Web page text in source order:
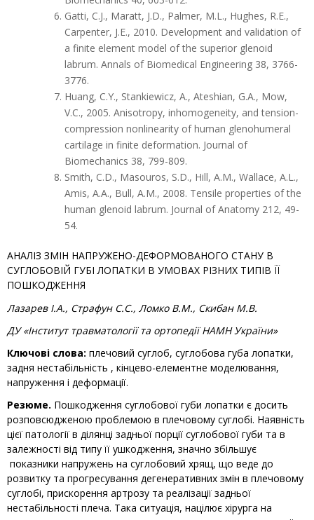
Gatti, C.J., Maratt, J.D., Palmer, M.L., Hughes, R.E.,
Carpenter, J.E., 2010. Development and validation of
a finite element model of the superior glenoid
labrum. Annals of Biomedical Engineering 38, 3766-
3776.
Huang, C.Y., Stankiewicz, A., Ateshian, G.A., Mow,
V.C., 2005. Anisotropy, inhomogeneity, and tension-
compression nonlinearity of human glenohumeral
cartilage in finite deformation. Journal of
Biomechanics 38, 799-809.
Smith, C.D., Masouros, S.D., Hill, A.M., Wallace, A.L.,
Amis, A.A., Bull, A.M., 2008. Tensile properties of the
human glenoid labrum. Journal of Anatomy 212, 49-
54.
АНАЛІЗ ЗМІ­Н НАПРУЖЕНО-ДЕФОРМОВАНОГО СТАНУ В
СУГЛОБОВІЙ ГУБІ ЛОПАТКИ В УМОВАХ РІЗНИХ ТИПІВ ЇЇ
ПОШКОДЖЕННЯ
Лазарев І.А., Страфун С.С., Ломко В.М., Скибан М.В.
ДУ «Інститут травматології та ортопедії НАМН України»
Ключові слова: плечовий суглоб, суглобова губа лопатки,
задня нестабільність , кінцево-елементне моделювання,
напруження і деформації.
Резюме. Пошкодження суглобової губи лопатки є досить
розповсюдженою проблемою в плечовому суглобі. Наявність
цієї патології в ділянці задньої порції суглобової губи та в
залежності від типу її ушкодження, значно збільшує
показники напружень на суглобовий хрящ, що веде до
розвитку та прогресу­вання дегенеративних змін в плечовому
суглобі, прискорення артрозу та реалізації задньої
нестабільності плеча. Така ситуація, націлює хірурга на